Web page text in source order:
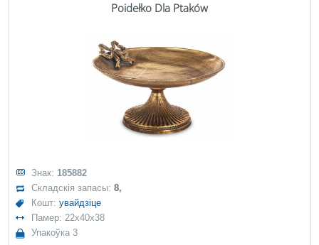
Poidełko Dla Ptaków
Знак: 185882
Складскія запасы:8,
Кошт:увайдзіце
Памер: 22x40x38
Упакоўка 3